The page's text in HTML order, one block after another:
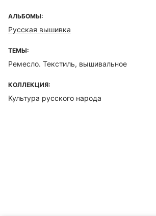
АЛЬБОМЫ:
Русская вышивка
ТЕМЫ:
Ремесло. Текстиль, вышивальное
КОЛЛЕКЦИЯ:
Культура русского народа